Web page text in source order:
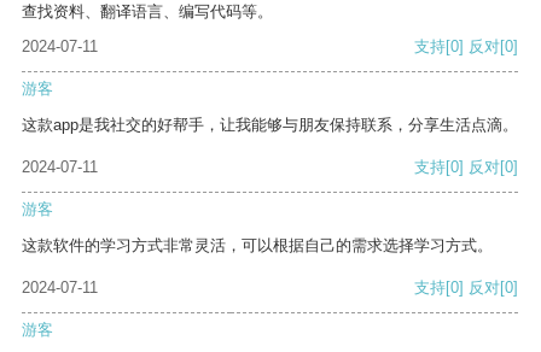
查找资料、翻译语言、编写代码等。
2024-07-11
支持[0] 反对[0]
游客
这款app是我社交的好帮手，让我能够与朋友保持联系，分享生活点滴。
2024-07-11 支持[0] 反对[0]
游客
这款软件的学习方式非常灵活，可以根据自己的需求选择学习方式。
2024-07-11 支持[0] 反对[0]
游客